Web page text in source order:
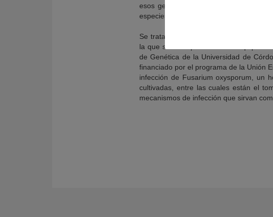
esos genes que hacen resistentes a
especies vegetales cultivadas.
Se trata, pues, de un nuevo logro de la
la que se ha especializado el equipo
de Genética de la Universidad de
financiado por el programa de la Unión
infección de Fusarium oxysporum, un
cultivadas, entre las cuales están el
mecanismos de infección que sirvan